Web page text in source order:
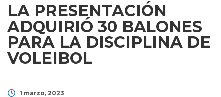
LA PRESENTACIÓN
ADQUIRIÓ 30 BALONES
PARA LA DISCIPLINA DE
VOLEIBOL
1 marzo, 2023